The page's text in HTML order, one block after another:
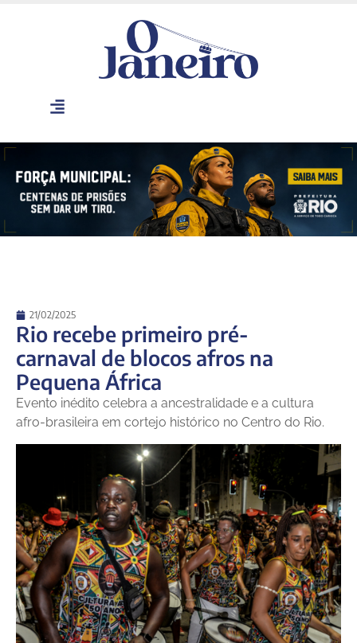
21/02/2025
Rio recebe primeiro pré-
carnaval de blocos afros na
Pequena África
Evento inédito celebra a ancestralidade e a cultura
afro-brasileira em cortejo histórico no Centro do Rio.